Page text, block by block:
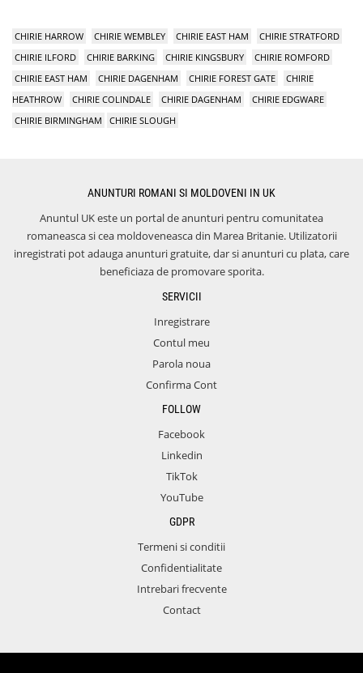
CHIRIE HARROW CHIRIE WEMBLEY CHIRIE EAST HAM
CHIRIE STRATFORD
CHIRIE ILFORD
CHIRIE BARKING CHIRIE KINGSBURY
CHIRIE ROMFORD
CHIRIE EAST HAM
CHIRIE DAGENHAM CHIRIE FOREST GATE
CHIRIE
HEATHROW
CHIRIE COLINDALE CHIRIE DAGENHAM
CHIRIE EDGWARE
CHIRIE BIRMINGHAM
CHIRIE SLOUGH
ANUNTURI ROMANI SI MOLDOVENI IN UK
Anuntul UK este un portal de anunturi pentru comunitatea
romaneasca si cea moldoveneasca din Marea Britanie. Utilizatorii
inregistrati pot adauga anunturi gratuite, dar si anunturi cu plata, care
beneficiaza de promovare sporita.
SERVICII
Inregistrare
Contul meu
Parola noua
Confirma Cont
FOLLOW
Facebook
Linkedin
TikTok
YouTube
GDPR
Termeni si conditii
Confidentialitate
Intrebari frecvente
Contact